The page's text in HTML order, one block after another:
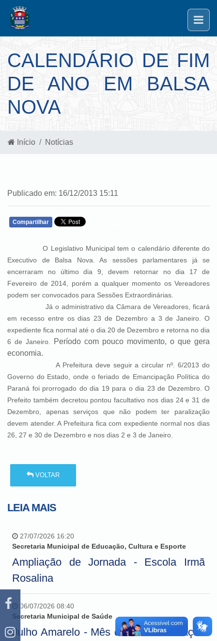
CALENDÁRIO DE FIM
DE ANO EM BALSA
NOVA
Início Notícias
Publicado em: 16/12/2013 15:11
Compartilhar
O Legislativo Municipal tem o calendário diferente do
Executivo de Balsa Nova. As sessões parlamentares já se
encerraram no último dia 9, devem retornar no dia 17 de
Fevereiro de 2014, porém a qualquer momento os Vereadores
podem ser convocados para Sessões Extraordinárias.
Já o administrativo da Câmara de Vereadores, ficará
em recesso entre os dias 23 de Dezembro a 3 de Janeiro. O
expediente fica normal até o dia 20 de Dezembro e retorna no dia
6 de Janeiro.
Período com pouco movimento, o que gera
economia.
A Prefeitura deve seguir a circular nº. 6/2013 do
Governo do Estado, onde o feriado de Emancipação Política do
Paraná foi prorrogado do dia 19 para o dia 23 de Dezembro. O
Prefeito também decretou pontou facultativo nos dias 24 e 31 de
Dezembro, apenas serviços que não podem ter paralização
devem atender. A Prefeitura fica com expediente normal nos dias
26, 27 e 30 de Dezembro e nos dias 2 e 3 de Janeiro.
VOLTAR
LEIA MAIS
27/07/2026 16:20
Secretaria Municipal de Educação, Cultura e Esporte
Ampliação de Jornada - Escola Irmã
Rosalina
06/07/2026 08:40
Secretaria Municipal de Saúde
Julho Amarelo - Mês de conscientização